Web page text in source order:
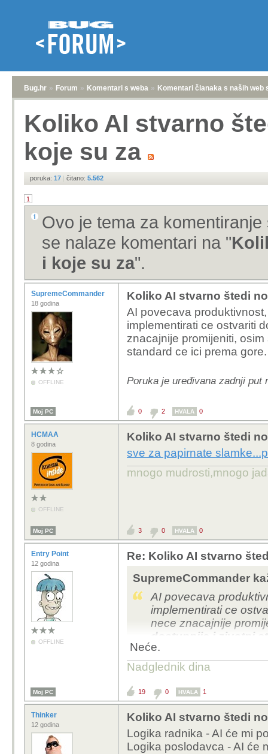
Bug.hr » Forum » Komentari s weba » Komentari članaka s naših web
Koliko AI stvarno
koje su za
poruka: 17 | čitano: 5.562
1
Ovo je tema za
se nalaze komentari na "
i koje su za".
SupremeCommander
18 godina
OFFLINE
Koliko AI stvarno štedi
AI povecava
implementirati ce ostvariti
znacajnije promijeniti,
standard ce ici prema gore.
Poruka je uređivana zadnji put
Moj PC 0 2 HVALA 0
HCMAA
8 godina
OFFLINE
Koliko AI stvarno štedi
sve za papirnate
mnogo mudrosti,mnogo
Moj PC 3 0 HVALA 0
Entry Point
12 godina
OFFLINE
Re: Koliko AI stvarno
SupremeCommander
AI povecava
implementirati ce
nece znacajnije
dostupnije i zivotni
Neće.
Nadglednik dina
Moj PC 19 0 HVALA 1
Thinker
12 godina
Koliko AI stvarno štedi
Logika radnika - AI će mi
Logika poslodavca - AI će